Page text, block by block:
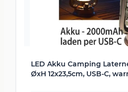
LED Akku Camping
ØxH 12x23,5cm, USB-C,